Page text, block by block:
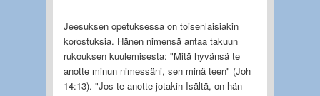
Jeesuksen opetuksessa on toisenlaisiakin
korostuksia. Hänen nimensä antaa takuun
rukouksen kuulemisesta: "Mitä hyvänsä te
anotte minun nimessäni, sen minä teen" (Joh
14:13). "Jos te anotte jotakin Isältä, on hän